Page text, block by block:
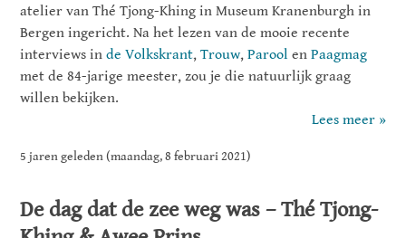
atelier van Thé Tjong-Khing in Museum Kranenburgh in
Bergen ingericht. Na het lezen van de mooie recente
interviews inde Volkskrant,Trouw,Parool enPaagmag
met de 84-jarige meester, zou je die natuurlijk graag
willen bekijken.
Lees meer »
5 jaren geleden (maandag, 8 februari 2021)
De dag dat de zee weg was – Thé Tjong-